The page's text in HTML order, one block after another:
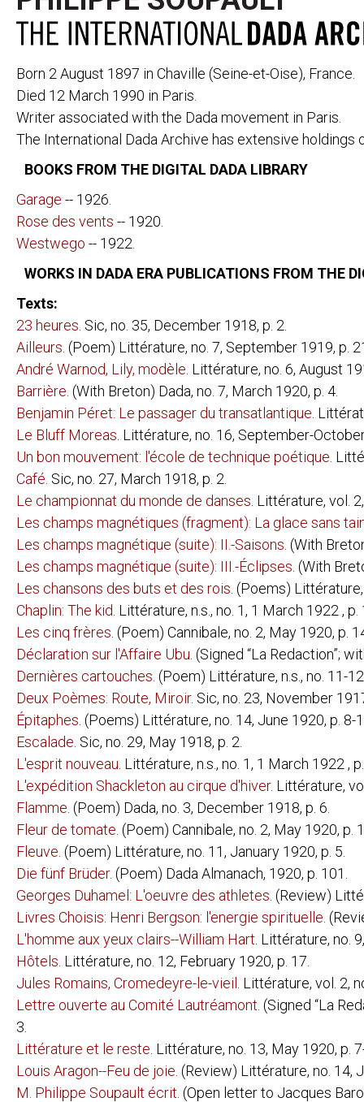
PERIODICALS
291
BLINDMAN
DER BLUTIGE ERNST
CABARET
DIE FREUDE
BOOKS BY AUTHOR PIERRE ALBERT-BIROT:
LAROUNTALA
CELINE ARNAULD:
TOURNEVIRE
JEAN ARP:
NEUE
DIE
LOUIS ARAGON:
ANICET
FEU DE JOIE
JOAHNNES BAADER:
HUGO BALL:
FLAMETTI
ZUR KRITIK
SERGE CHARCHOUNE:
DADAIZM:
THEO VAN DOESBURG:
CLASSIQUE
DE NIEUWE
DRIE
WAT IS
CARL EINSTEIN:
PAUL ELUARD:
LES
LES
MAX ERNST:
JULIUS EVOLA:
ARTE
EDGAR FIRN (KARL DÖHMAN)
GEORGE GROSZ:
DAS
MIT PINSEL
RAOUL HAUSMANN:
EMMY HENNINGS:
DAS
GEFÄNGNIS
DIE LETZTE
WIELAND HERZFELDE:
SCHUTZHAFT
RICHARD HUELSENBECK:
DADA
DADA SIEGT
EN AVANT
Born 2 August 1897 in Chaville (Seine-et-Oise), France.
Died 12 March 1990 in Paris.
Writer associated with the Dada movement in Paris.
The International Dada Archive has extensive holdings
BOOKS FROM THE DIGITAL DADA LIBRARY
Garage -- 1926.
Rose des vents -- 1920.
Westwego -- 1922.
WORKS IN DADA ERA PUBLICATIONS FROM THE
Texts:
23 heures . Sic, no. 35, December 1918, p. 2.
Ailleurs . (Poem) Littérature, no. 7, September 1919, p.
André Warnod, Lily, modèle . Littérature, no. 6, August
Barrière . (With Breton) Dada, no. 7, March 1920, p. 4.
Benjamin Péret: Le passager du transatlantique .
Le Bluff Moreas . Littérature, no. 16, September-
Un bon mouvement: l'école de technique poétique .
Café . Sic, no. 27, March 1918, p. 2.
Le championnat du monde de danses . Littérature, vol.
Les champs magnétiques (fragment): La glace sans
Les champs magnétique (suite): II.-Saisons . (With
Les champs magnétique (suite): III.-Éclipses . (With
Les chansons des buts et des rois . (Poems)
Chaplin: The kid . Littérature, n.s., no. 1, 1 March 1922 , p.
Les cinq frères . (Poem) Cannibale, no. 2, May 1920, p.
Déclaration sur l'Affaire Ubu . (Signed “La Redaction”;
Dernières cartouches . (Poem) Littérature, n.s., no. 11-
Deux Poèmes: Route, Miroir. Sic, no. 23, November
Épitaphes . (Poems) Littérature, no. 14, June 1920, p. 8-
Escalade . Sic, no. 29, May 1918, p. 2.
L'esprit nouveau . Littérature, n.s., no. 1, 1 March 1922 ,
L'expédition Shackleton au cirque d'hiver. Littérature,
Flamme . (Poem) Dada, no. 3, December 1918, p. 6.
Fleur de tomate . (Poem) Cannibale, no. 2, May 1920, p.
Fleuve . (Poem) Littérature, no. 11, January 1920, p. 5.
Die fünf Brüder. (Poem) Dada Almanach, 1920, p. 101.
Georges Duhamel: L'oeuvre des athletes . (Review)
Livres Choisis: Henri Bergson: l'energie spirituelle .
L'homme aux yeux clairs--William Hart . Littérature, no.
Hôtels . Littérature, no. 12, February 1920, p. 17.
Jules Romains, Cromedeyre-le-vieil
. Littérature, vol. 2,
Lettre ouverte au Comité Lautréamont . (Signed “La
3.
Littérature et le reste . Littérature, no. 13, May 1920, p.
Louis Aragon--Feu de joie . (Review) Littérature, no. 14,
M. Philippe Soupault écrit . (Open letter to Jacques